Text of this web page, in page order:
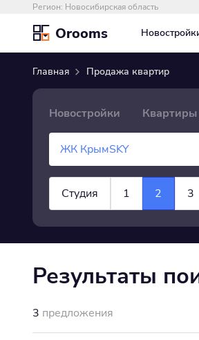
Регион: Новосибирская область
Orooms
Главная Продажа квартир
Новостройки Квартиры
Студия 1 2 3
×
Результаты
3 предложения